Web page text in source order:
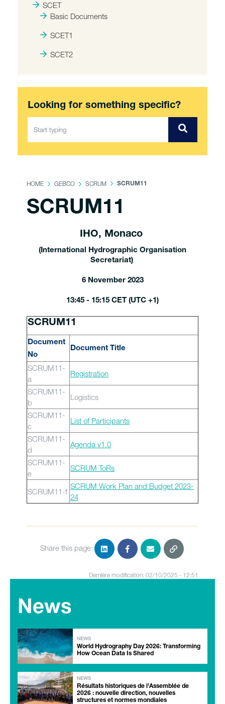
SCET
Basic Documents
SCET1
SCET2
Looking for something specific?
HOME GEBCO SCRUM SCRUM11
SCRUM11
IHO, Monaco
(International Hydrographic Organisation
Secretariat)
6 November 2023
13:45 - 15:15 CET (UTC +1)
SCRUM11
Document
No
Document Title
SCRUM11-
a
Registration
SCRUM11-
b
Logistics
SCRUM11-
c
List of Participants
SCRUM11-
d
Agenda v1.0
SCRUM11-
e
SCRUM ToRs
SCRUM11-f
SCRUM Work Plan and Budget 2023-
24
Share this page:
Dernière modification: 02/10/2025 - 12:51
News
NEWS
World Hydrography Day 2026: Transforming
How Ocean Data Is Shared
NEWS
Résultats historiques de l’Assemblée de
2026 : nouvelle direction, nouvelles
structures et normes mondiales